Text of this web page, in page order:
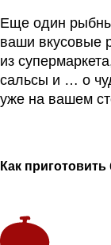
Еще один
ваши вкусовые
из
сальсы и … о
уже на вашем
Как